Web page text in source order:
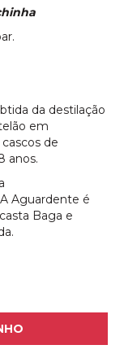
da destilação
em
de
anos.
Aguardente é
Baga e